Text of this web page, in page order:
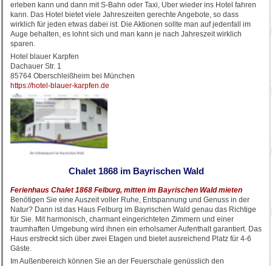
erleben kann und dann mit S-Bahn oder Taxi, Uber wieder ins Hotel fahren
kann. Das Hotel bietet viele Jahreszeiten gerechte Angebote, so dass
wirklich für jeden etwas dabei ist. Die Aktionen sollte man auf jedenfall im
Auge behalten, es lohnt sich und man kann je nach Jahreszeit wirklich
sparen.
Hotel blauer Karpfen
Dachauer Str. 1
85764 Oberschleißheim bei München
https://hotel-blauer-karpfen.de
Chalet 1868 im Bayrischen Wald
Ferienhaus Chalet 1868 Felburg, mitten im Bayrischen Wald mieten
Benötigen Sie eine Auszeit voller Ruhe, Entspannung und Genuss in der
Natur? Dann ist das Haus Felburg im Bayrischen Wald genau das Richtige
für Sie. Mit harmonisch, charmant eingerichteten Zimmern und einer
traumhaften Umgebung wird ihnen ein erholsamer Aufenthalt garantiert. Das
Haus erstreckt sich über zwei Etagen und bietet ausreichend Platz für 4-6
Gäste.
Im Außenbereich können Sie an der Feuerschale genüsslich den